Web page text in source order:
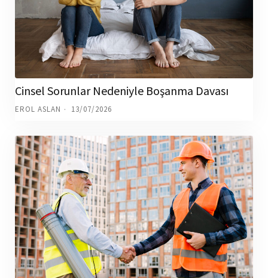
Cinsel Sorunlar Nedeniyle Boşanma Davası
EROL ASLAN 13/07/2026